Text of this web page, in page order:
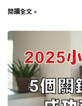
閱讀全文 »